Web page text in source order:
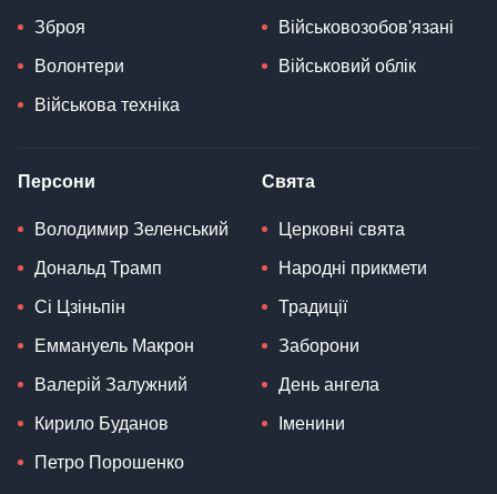
Зброя
Волонтери
Військова техніка
Військовозобов'язані
Військовий облік
Персони
Володимир Зеленський
Дональд Трамп
Сі Цзіньпін
Еммануель Макрон
Валерій Залужний
Кирило Буданов
Петро Порошенко
Свята
Церковні свята
Народні прикмети
Традиції
Заборони
День ангела
Іменини